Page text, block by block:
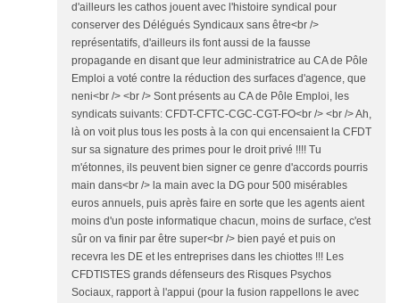
d'ailleurs les cathos jouent avec l'histoire syndical pour
conserver des Délégués Syndicaux sans être<br />
représentatifs, d'ailleurs ils font aussi de la fausse
propagande en disant que leur administratrice au CA de Pôle
Emploi a voté contre la réduction des surfaces d'agence, que
neni<br /> <br /> Sont présents au CA de Pôle Emploi, les
syndicats suivants: CFDT-CFTC-CGC-CGT-FO<br /> <br /> Ah,
là on voit plus tous les posts à la con qui encensaient la CFDT
sur sa signature des primes pour le droit privé !!!! Tu
m'étonnes, ils peuvent bien signer ce genre d'accords pourris
main dans<br /> la main avec la DG pour 500 misérables
euros annuels, puis après faire en sorte que les agents aient
moins d'un poste informatique chacun, moins de surface, c'est
sûr on va finir par être super<br /> bien payé et puis on
recevra les DE et les entreprises dans les chiottes !!! Les
CFDTISTES grands défenseurs des Risques Psychos
Sociaux, rapport à l'appui (pour la fusion rappellons le avec